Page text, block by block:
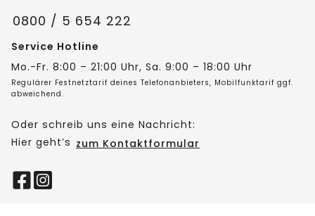
0800 / 5 654 222
Service Hotline
Mo.-Fr. 8:00 – 21:00 Uhr, Sa. 9:00 – 18:00 Uhr
Regulärer Festnetztarif deines Telefonanbieters, Mobilfunktarif ggf.
abweichend.
Oder schreib uns eine Nachricht:
Hier geht’s zum Kontaktformular